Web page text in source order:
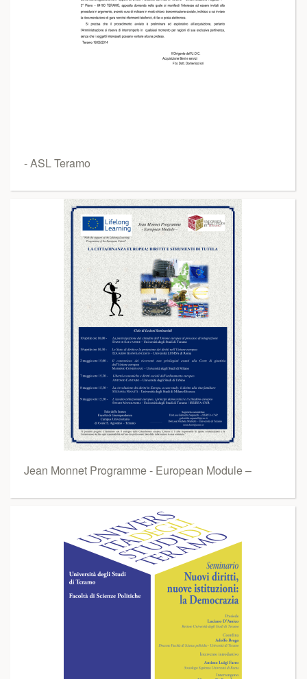
- ASL Teramo
Jean Monnet Programme - European Module –